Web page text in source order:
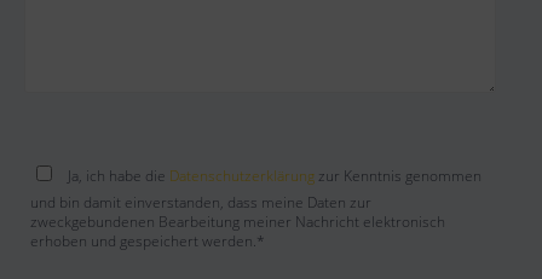
Ja, ich habe die Datenschutzerklärung zur Kenntnis genommen
und bin damit einverstanden, dass meine Daten zur
zweckgebundenen Bearbeitung meiner Nachricht elektronisch
erhoben und gespeichert werden.*